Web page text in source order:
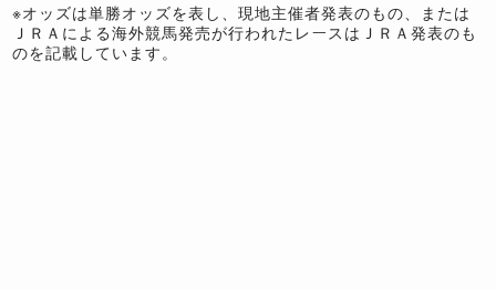
※オッズは単勝オッズを表し、現地主催者発表のもの、または
ＪＲＡによる海外競馬発売が行われたレースはＪＲＡ発表のも
のを記載しています。